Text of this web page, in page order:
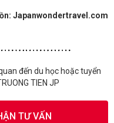
Japanwondertravel.com
đến du học hoặc tuyển
TIEN JP
TƯ VẤN